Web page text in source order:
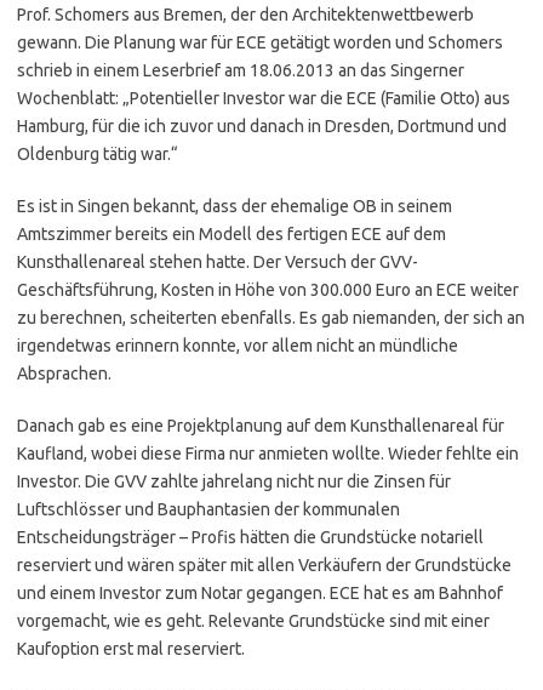
Prof. Schomers aus Bremen, der den Architektenwettbewerb
gewann. Die Planung war für ECE getätigt worden und Schomers
schrieb in einem Leserbrief am 18.06.2013 an das Singerner
Wochenblatt: „Potentieller Investor war die ECE (Familie Otto) aus
Hamburg, für die ich zuvor und danach in Dresden, Dortmund und
Oldenburg tätig war.“
Es ist in Singen bekannt, dass der ehemalige OB in seinem
Amtszimmer bereits ein Modell des fertigen ECE auf dem
Kunsthallenareal stehen hatte. Der Versuch der GVV-
Geschäftsführung, Kosten in Höhe von 300.000 Euro an ECE weiter
zu berechnen, scheiterten ebenfalls. Es gab niemanden, der sich an
irgendetwas erinnern konnte, vor allem nicht an mündliche
Absprachen.
Danach gab es eine Projektplanung auf dem Kunsthallenareal für
Kaufland, wobei diese Firma nur anmieten wollte. Wieder fehlte ein
Investor. Die GVV zahlte jahrelang nicht nur die Zinsen für
Luftschlösser und Bauphantasien der kommunalen
Entscheidungsträger – Profis hätten die Grundstücke notariell
reserviert und wären später mit allen Verkäufern der Grundstücke
und einem Investor zum Notar gegangen. ECE hat es am Bahnhof
vorgemacht, wie es geht. Relevante Grundstücke sind mit einer
Kaufoption erst mal reserviert.